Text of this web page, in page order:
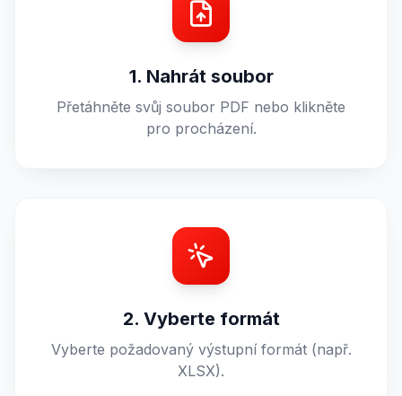
1. Nahrát soubor
Přetáhněte svůj soubor PDF nebo klikněte
pro procházení.
2. Vyberte formát
Vyberte požadovaný výstupní formát (např.
XLSX).